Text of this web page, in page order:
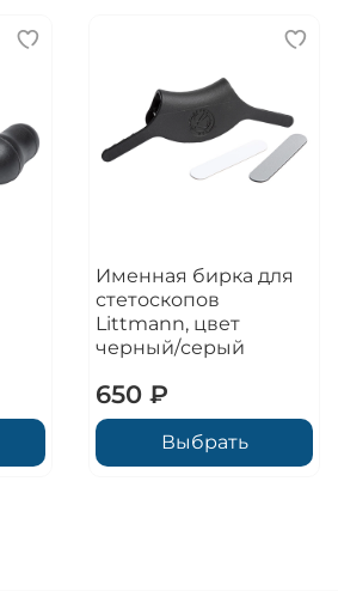
Именная бирка для
стетоскопов
Littmann, цвет
черный/серый
650 ₽
Выбрать